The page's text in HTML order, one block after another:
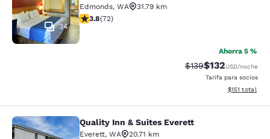
34
Edmonds, WA
31.79 km
Calificación de 3.82 estrellas. Bueno. 72 reseñas
3.8(72)
Ahorra 5 %
Tarifa tachada:
$139Tarifa reducida:
$132USD/noche
Tarifa para socios
Ver detalles
$151 total
Quality Inn & Suites Everett
Quality Inn & Suites Everett
Everett, WA
20.71 km